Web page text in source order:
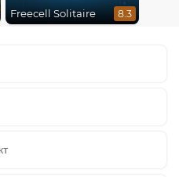
Freecell Solitaire 8.3